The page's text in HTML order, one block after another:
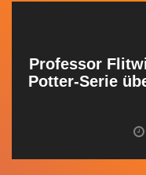
Professor
Potter-Serie